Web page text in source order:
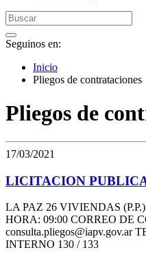
Seguinos en:
Inicio
Pliegos de contrataciones
Pliegos de
17/03/2021
LICITACION
LA PAZ 26 VIVIENDAS
HORA: 09:00 CORREO DE
consulta.pliegos@iapv.gov.ar
INTERNO 130 / 133